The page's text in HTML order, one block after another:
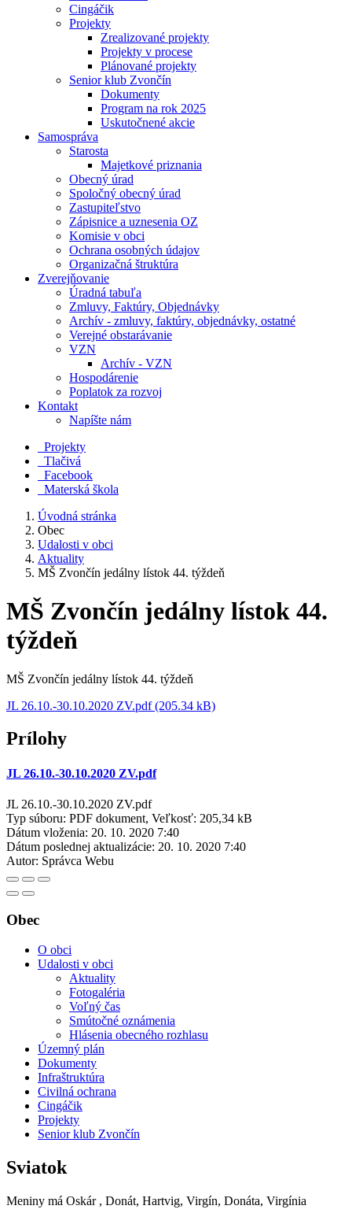
Cingáčik
Projekty
Zrealizované projekty
Projekty v procese
Plánované projekty
Senior klub Zvončín
Dokumenty
Program na rok 2025
Uskutočnené akcie
Samospráva
Starosta
Majetkové priznania
Obecný úrad
Spoločný obecný úrad
Zastupiteľstvo
Zápisnice a uznesenia OZ
Komisie v obci
Ochrana osobných údajov
Organizačná štruktúra
Zverejňovanie
Úradná tabuľa
Zmluvy, Faktúry, Objednávky
Archív - zmluvy, faktúry, objednávky, ostatné
Verejné obstarávanie
VZN
Archív - VZN
Hospodárenie
Poplatok za rozvoj
Kontakt
Napíšte nám
Projekty
Tlačivá
Facebook
Materská škola
Úvodná stránka
Obec
Udalosti v obci
Aktuality
MŠ Zvončín jedálny lístok 44. týždeň
MŠ Zvončín jedálny lístok 44.
týždeň
MŠ Zvončín jedálny lístok 44. týždeň
JL 26.10.-30.10.2020 ZV.pdf (205.34 kB)
Prílohy
JL 26.10.-30.10.2020 ZV.pdf
JL 26.10.-30.10.2020 ZV.pdf
Typ súboru: PDF dokument, Veľkosť: 205,34 kB
Dátum vloženia: 20. 10. 2020 7:40
Dátum poslednej aktualizácie: 20. 10. 2020 7:40
Autor: Správca Webu
Obec
O obci
Udalosti v obci
Aktuality
Fotogaléria
Voľný čas
Smútočné oznámenia
Hlásenia obecného rozhlasu
Územný plán
Dokumenty
Infraštruktúra
Civilná ochrana
Cingáčik
Projekty
Senior klub Zvončín
Sviatok
Meniny má Oskár , Donát, Hartvig, Virgín, Donáta, Virgínia